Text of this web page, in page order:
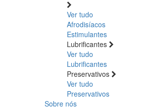
Ver tudo
Afrodisíacos
Estimulantes
Lubrificantes
Ver tudo
Lubrificantes
Preservativos
Ver tudo
Preservativos
Sobre nós